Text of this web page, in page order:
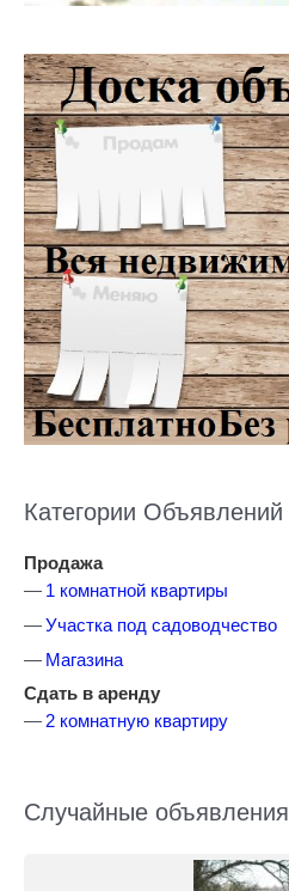
Категории Объявлений
Продажа
1 комнатной квартиры
Участка под садоводчество
Магазина
Сдать в аренду
2 комнатную квартиру
Случайные объявления